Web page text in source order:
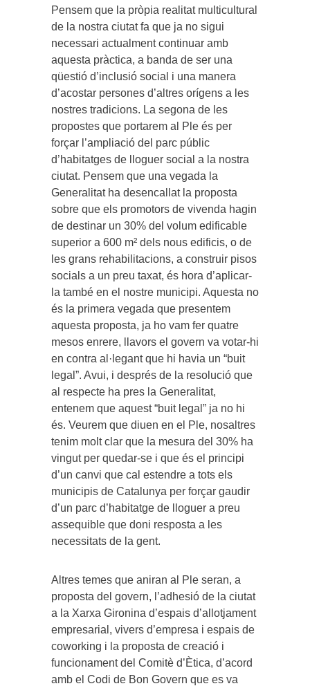
Pensem que la pròpia realitat multicultural
de la nostra ciutat fa que ja no sigui
necessari actualment continuar amb
aquesta pràctica, a banda de ser una
qüestió d’inclusió social i una manera
d’acostar persones d’altres orígens a les
nostres tradicions. La segona de les
propostes que portarem al Ple és per
forçar l’ampliació del parc públic
d’habitatges de lloguer social a la nostra
ciutat. Pensem que una vegada la
Generalitat ha desencallat la proposta
sobre que els promotors de vivenda hagin
de destinar un 30% del volum edificable
superior a 600 m² dels nous edificis, o de
les grans rehabilitacions, a construir pisos
socials a un preu taxat, és hora d’aplicar-
la també en el nostre municipi. Aquesta no
és la primera vegada que presentem
aquesta proposta, ja ho vam fer quatre
mesos enrere, llavors el govern va votar-hi
en contra al·legant que hi havia un “buit
legal”. Avui, i després de la resolució que
al respecte ha pres la Generalitat,
entenem que aquest “buit legal” ja no hi
és. Veurem que diuen en el Ple, nosaltres
tenim molt clar que la mesura del 30% ha
vingut per quedar-se i que és el principi
d’un canvi que cal estendre a tots els
municipis de Catalunya per forçar gaudir
d’un parc d’habitatge de lloguer a preu
assequible que doni resposta a les
necessitats de la gent.
Altres temes que aniran al Ple seran, a
proposta del govern, l’adhesió de la ciutat
a la Xarxa Gironina d’espais d’allotjament
empresarial, vivers d’empresa i espais de
coworking i la proposta de creació i
funcionament del Comitè d’Ètica, d’acord
amb el Codi de Bon Govern que es va